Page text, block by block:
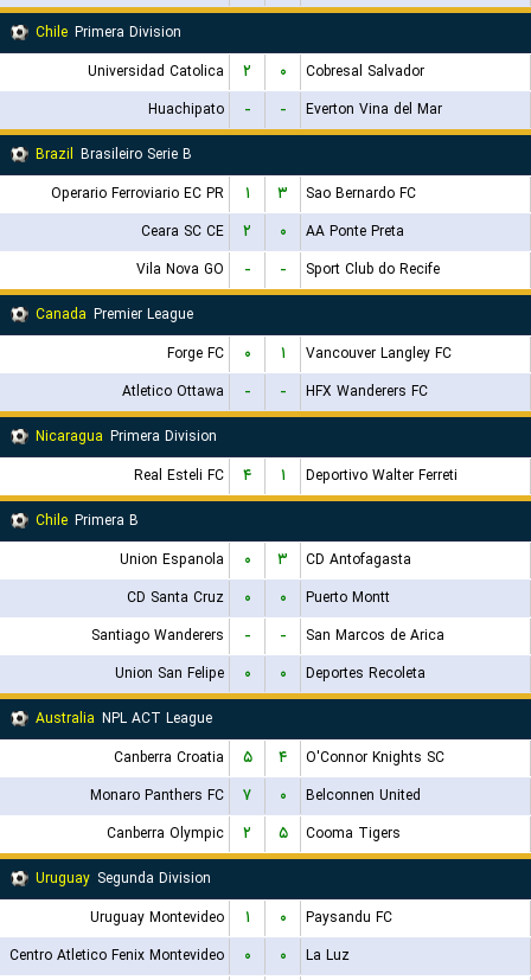
Chile Primera Division
Universidad Catolica
۲ ۰
Cobresal Salvador
Huachipato
- -
Everton Vina del Mar
Brazil Brasileiro Serie B
Operario Ferroviario EC PR
۱ ۳
Sao Bernardo FC
Ceara SC CE
۲ ۰
AA Ponte Preta
Vila Nova GO
- -
Sport Club do Recife
Canada Premier League
Forge FC
۰ ۱
Vancouver Langley FC
Atletico Ottawa
- -
HFX Wanderers FC
Nicaragua Primera Division
Real Esteli FC
۴ ۱
Deportivo Walter Ferreti
Chile Primera B
Union Espanola
۰ ۳
CD Antofagasta
CD Santa Cruz
۰ ۰
Puerto Montt
Santiago Wanderers
- -
San Marcos de Arica
Union San Felipe
۰ ۰
Deportes Recoleta
Australia NPL ACT League
Canberra Croatia
۵ ۴
O'Connor Knights SC
Monaro Panthers FC
۷ ۰
Belconnen United
Canberra Olympic
۲ ۵
Cooma Tigers
Uruguay Segunda Division
Uruguay Montevideo
۱ ۰
Paysandu FC
Centro Atletico Fenix Montevideo
۰ ۰
La Luz